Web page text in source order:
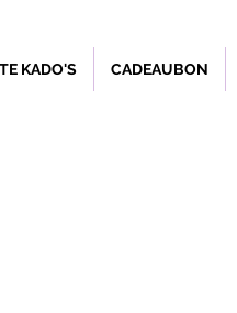
KADO'S CADEAUBON